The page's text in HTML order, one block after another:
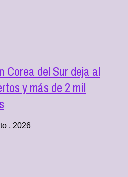
Corea del Sur deja al
y más de 2 mil
, 2026